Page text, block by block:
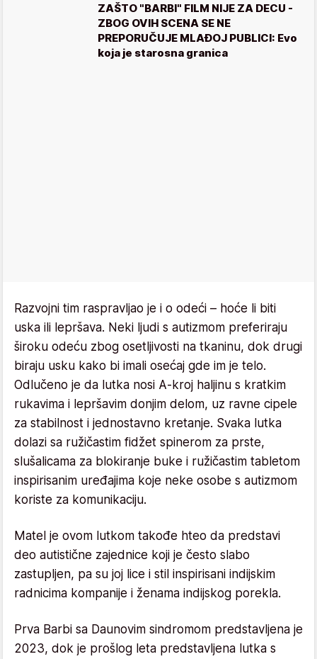
ZAŠTO "BARBI" FILM NIJE ZA DECU -
ZBOG OVIH SCENA SE NE
PREPORUČUJE MLAĐOJ PUBLICI: Evo
koja je starosna granica
Razvojni tim raspravljao je i o odeći – hoće li biti
uska ili lepršava. Neki ljudi s autizmom preferiraju
široku odeću zbog osetljivosti na tkaninu, dok drugi
biraju usku kako bi imali osećaj gde im je telo.
Odlučeno je da lutka nosi A-kroj haljinu s kratkim
rukavima i lepršavim donjim delom, uz ravne cipele
za stabilnost i jednostavno kretanje. Svaka lutka
dolazi sa ružičastim fidžet spinerom za prste,
slušalicama za blokiranje buke i ružičastim tabletom
inspirisanim uređajima koje neke osobe s autizmom
koriste za komunikaciju.
Matel je ovom lutkom takođe hteo da predstavi
deo autistične zajednice koji je često slabo
zastupljen, pa su joj lice i stil inspirisani indijskim
radnicima kompanije i ženama indijskog porekla.
Prva Barbi sa Daunovim sindromom predstavljena je
2023, dok je prošlog leta predstavljena lutka s